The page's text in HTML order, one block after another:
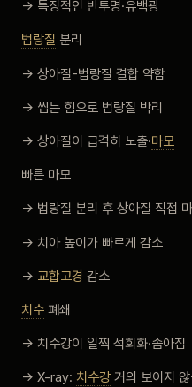
→ 특징적인 반투명·유백광
법랑질 분리
→ 상아질-법랑질 결합 약함
→ 씹는 힘으로 법랑질 박리
→ 상아질이 급격히 노출·마모
빠른 마모
→ 법랑질 분리 후 상아질 직접
→ 치아 높이가 빠르게 감소
→ 교합고경 감소
치수 폐쇄
→ 치수강이 일찍 석회화·좁아짐
→ X-ray: 치수강 거의 보이지